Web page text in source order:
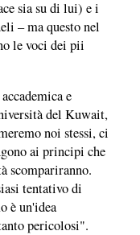
sia su di lui) e i
– ma questo nel
le voci dei pii
e
del Kuwait,
noi stessi, ci
ai principi che
scompariranno.
tentativo di
è un'idea
pericolosi".